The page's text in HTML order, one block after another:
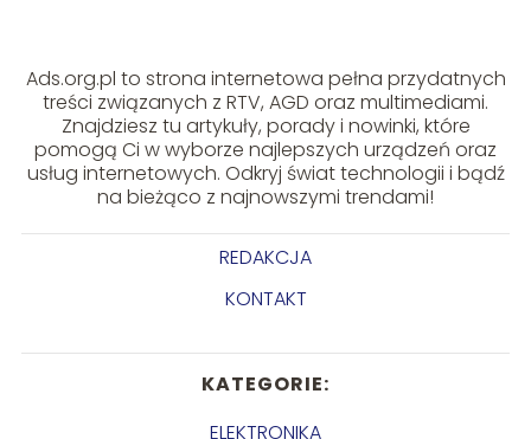
Ads.org.pl to strona internetowa pełna przydatnych
treści związanych z RTV, AGD oraz multimediami.
Znajdziesz tu artykuły, porady i nowinki, które
pomogą Ci w wyborze najlepszych urządzeń oraz
usług internetowych. Odkryj świat technologii i bądź
na bieżąco z najnowszymi trendami!
REDAKCJA
KONTAKT
KATEGORIE:
ELEKTRONIKA